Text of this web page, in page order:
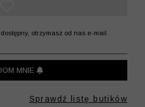
otrzymasz od nas e-mail.
MNIE
Sprawdź listę butików